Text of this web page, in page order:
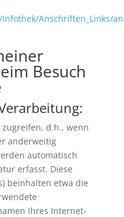
Anschriften_Links/
Besuch
d.h., wenn
anderweitig
automatisch
erfasst. Diese
beinhalten etwa die
Ihres Internet-